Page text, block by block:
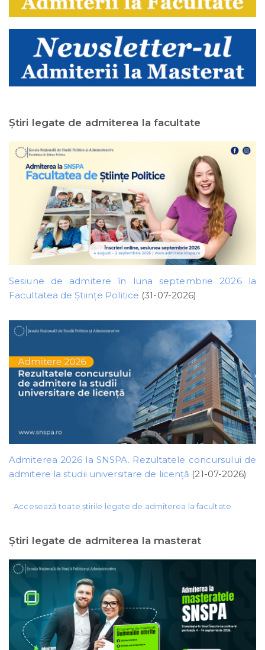
Ştiri legate de admiterea la facultate
Sesiune de admitere în luna septembrie 2026 la
Facultatea de Științe Politice (31-07-2026)
Admiterea 2026 la SNSPA. Rezultatele concursului de
admitere la studii universitare de licență (21-07-2026)
Accesează toate știrile legate de admiterea la facultate
Ştiri legate de admiterea la masterat